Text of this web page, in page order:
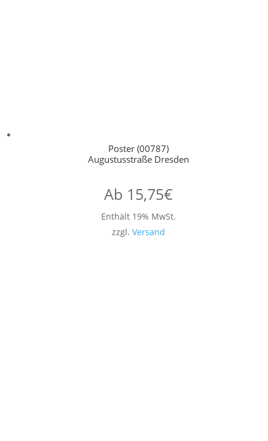
Poster (00787)
Augustusstraße Dresden
Ab 15,75€
Enthält 19% MwSt.
zzgl. Versand